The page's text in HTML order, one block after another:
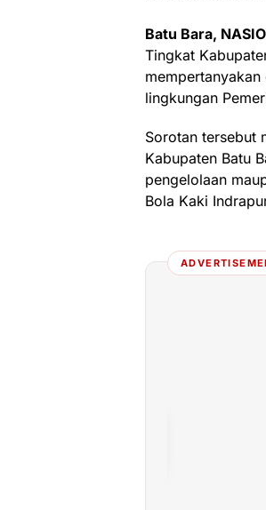
Batu Bara,
Tingkat
lingkungan
Sorotan tersebut
Kabupaten Batu
pengelolaan
Bola Kaki